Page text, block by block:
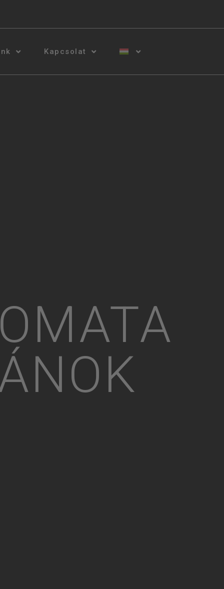
Kapcsolat